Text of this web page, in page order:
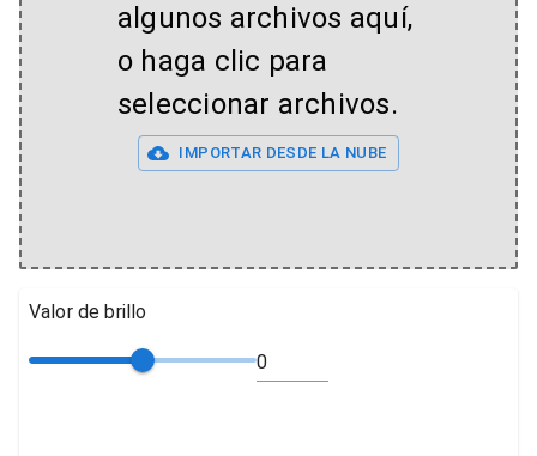
algunos archivos aquí,
o haga clic para
seleccionar archivos.
IMPORTAR DESDE LA NUBE
Valor de brillo